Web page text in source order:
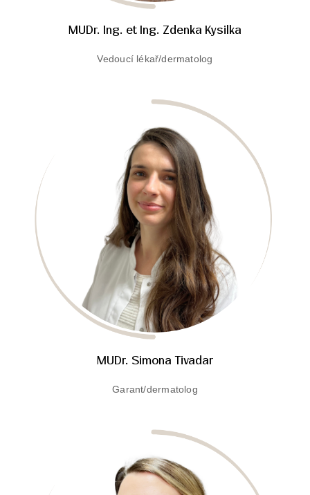
MUDr. Ing. et Ing. Zdenka Kysilka
Vedoucí lékař/dermatolog
MUDr. Simona Tivadar
Garant/dermatolog